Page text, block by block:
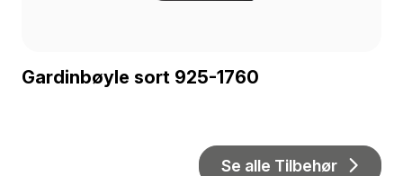
Gardinbøyle sort 925-1760
Se alle Tilbehør